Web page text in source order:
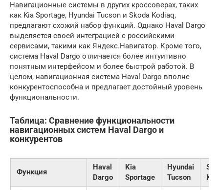
Навигационные системы в других кроссоверах, таких
как Kia Sportage, Hyundai Tucson и Skoda Kodiaq,
предлагают схожий набор функций. Однако Haval Dargo
выделяется своей интеграцией с российскими
сервисами, такими как Яндекс.Навигатор. Кроме того,
система Haval Dargo отличается более интуитивно
понятным интерфейсом и более быстрой работой. В
целом, навигационная система Haval Dargo вполне
конкурентоспособна и предлагает достойный уровень
функциональности.
Таблица: Сравнение функциональности
навигационных систем Haval Dargo и
конкурентов
Функция
Haval
Dargo
Kia
Sportage
Hyundai
Tucson